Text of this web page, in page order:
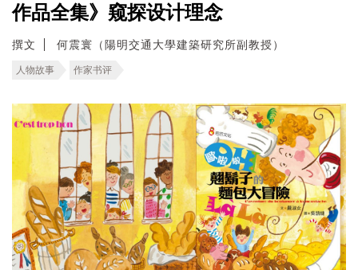
作品全集》窥探设计理念
撰文 何震寰（陽明交通大學建築研究所副教授）
人物故事 作家书评